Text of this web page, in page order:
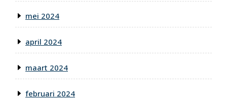
mei 2024
april 2024
maart 2024
februari 2024